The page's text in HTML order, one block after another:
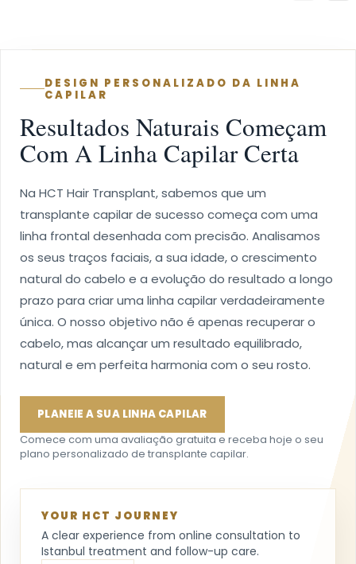
DESIGN PERSONALIZADO DA LINHA
CAPILAR
Resultados Naturais Começam
Com A Linha Capilar Certa
Na HCT Hair Transplant, sabemos que um
transplante capilar de sucesso começa com uma
linha frontal desenhada com precisão. Analisamos
os seus traços faciais, a sua idade, o crescimento
natural do cabelo e a evolução do resultado a longo
prazo para criar uma linha capilar verdadeiramente
única. O nosso objetivo não é apenas recuperar o
cabelo, mas alcançar um resultado equilibrado,
natural e em perfeita harmonia com o seu rosto.
PLANEIE A SUA LINHA CAPILAR
Comece com uma avaliação gratuita e receba hoje o seu
plano personalizado de transplante capilar.
YOUR HCT JOURNEY
A clear experience from online consultation to
Istanbul treatment and follow-up care.